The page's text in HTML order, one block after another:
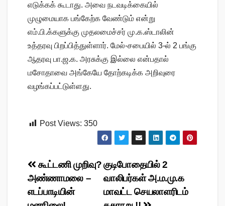
எடுக்கக் கூடாது. அவை நடவடிக்கையில்
முழுமையாக பங்கேற்க வேண்டும் என்று
எம்.பி.க்களுக்கு முதலமைச்சர் மு.க.ஸ்டாலின்
உத்தரவு பிறப்பித்துள்ளார். மேல்-சபையில் 3-ல் 2 பங்கு
ஆதரவு பா.ஜ.க. அரசுக்கு இல்லை என்பதால்
மசோதாவை அங்கேயே தோற்கடிக்க அறிவுரை
வழங்கப்பட்டுள்ளது.
Post Views: 350
Post
navigation
குடிபோதையில் 2
வாலிபர்கள் அ.ம.மு.க
மாவட்ட செயலாளரிடம்
கூட்டணி முறிவு?
அண்ணாமலை –
எடப்பாடியின்